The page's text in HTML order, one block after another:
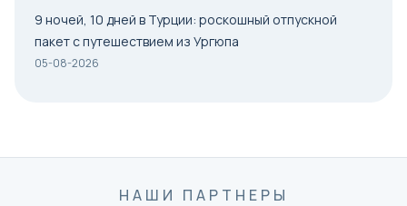
9 ночей, 10 дней в Турции: роскошный отпускной
пакет с путешествием из Ургюпа
05-08-2026
НАШИ ПАРТНЕРЫ